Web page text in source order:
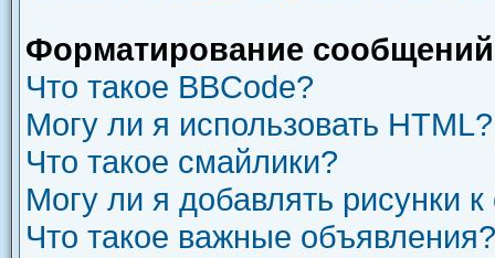
Форматирование
Что такое BBCode?
Могу ли я использовать HTML?
Что такое смайлики?
Могу ли я добавлять рисунки
Что такое важные объявления?